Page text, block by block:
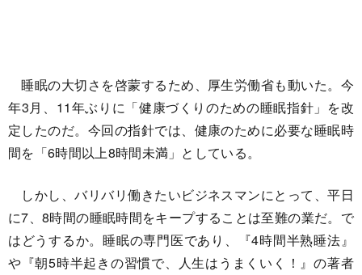
睡眠の大切さを啓蒙するため、厚生労働省も動いた。今
年3月、11年ぶりに「健康づくりのための睡眠指針」を改
定したのだ。今回の指針では、健康のために必要な睡眠時
間を「6時間以上8時間未満」としている。
しかし、バリバリ働きたいビジネスマンにとって、平日
に7、8時間の睡眠時間をキープすることは至難の業だ。で
はどうするか。睡眠の専門医であり、『4時間半熟睡法』
や『朝5時半起きの習慣で、人生はうまくいく！』の著者